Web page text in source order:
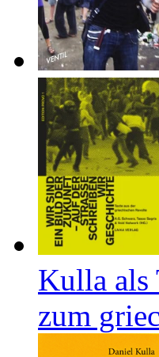
Kulla als
zum